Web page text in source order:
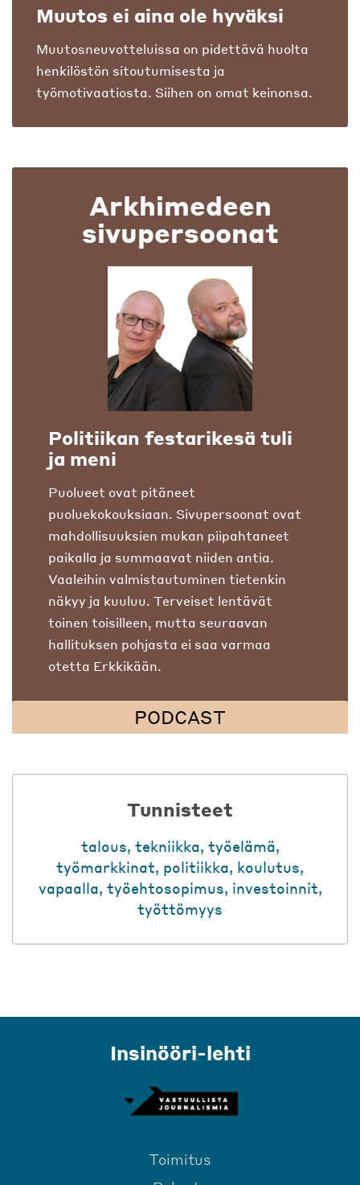
Muutos ei aina ole hyväksi
Muutosneuvotteluissa on pidettävä huolta
henkilöstön sitoutumisesta ja
työmotivaatiosta. Siihen on omat keinonsa.
Arkhimedeen
sivupersoonat
Politiikan festarikesä tuli
ja meni
Puolueet ovat pitäneet
puoluekokouksiaan. Sivupersoonat ovat
mahdollisuuksien mukan piipahtaneet
paikalla ja summaavat niiden antia.
Vaaleihin valmistautuminen tietenkin
näkyy ja kuuluu. Terveiset lentävät
toinen toisilleen, mutta seuraavan
hallituksen pohjasta ei saa varmaa
otetta Erkkikään.
PODCAST
Tunnisteet
talous, tekniikka, työelämä,
työmarkkinat, politiikka, koulutus,
vapaalla, työehtosopimus, investoinnit,
työttömyys
Insinööri-lehti
Toimitus